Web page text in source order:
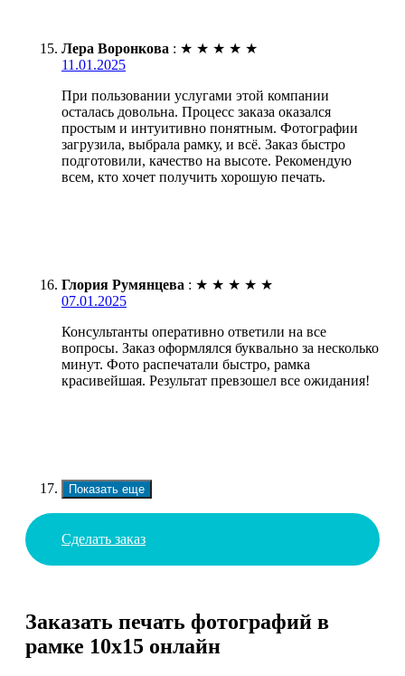
Лера Воронкова : ★ ★ ★ ★ ★
11.01.2025
При пользовании услугами этой компании
осталась довольна. Процесс заказа оказался
простым и интуитивно понятным. Фотографии
загрузила, выбрала рамку, и всё. Заказ быстро
подготовили, качество на высоте. Рекомендую
всем, кто хочет получить хорошую печать.
Глория Румянцева : ★ ★ ★ ★ ★
07.01.2025
Консультанты оперативно ответили на все
вопросы. Заказ оформлялся буквально за несколько
минут. Фото распечатали быстро, рамка
красивейшая. Результат превзошел все ожидания!
Показать еще
Сделать заказ
Заказать печать фотографий в
рамке 10х15 онлайн